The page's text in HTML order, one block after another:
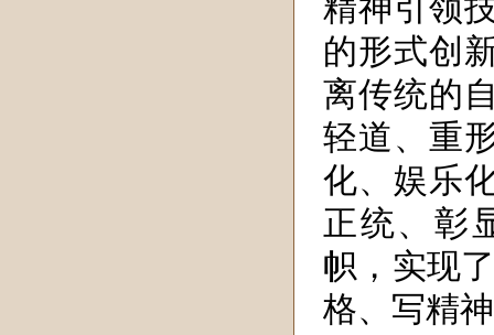
精神引领
的形式创
离传统的
轻道、重
化、娱乐
正统、彰
帜，实现
格、写精